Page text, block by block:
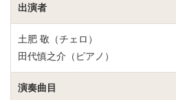
出演者
土肥 敬（チェロ）
田代慎之介（ピアノ）
演奏曲目